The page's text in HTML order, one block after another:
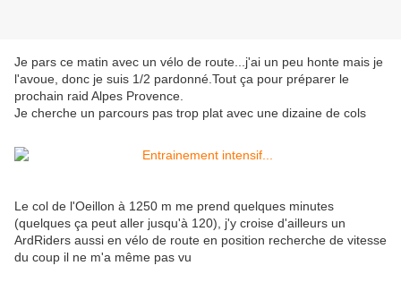
Je pars ce matin avec un vélo de route...j'ai un peu honte mais je
l'avoue, donc je suis 1/2 pardonné.Tout ça pour préparer le
prochain raid Alpes Provence.
Je cherche un parcours pas trop plat avec une dizaine de cols
Le col de l'Oeillon à 1250 m me prend quelques minutes
(quelques ça peut aller jusqu'à 120), j'y croise d'ailleurs un
ArdRiders aussi en vélo de route en position recherche de vitesse
du coup il ne m'a même pas vu